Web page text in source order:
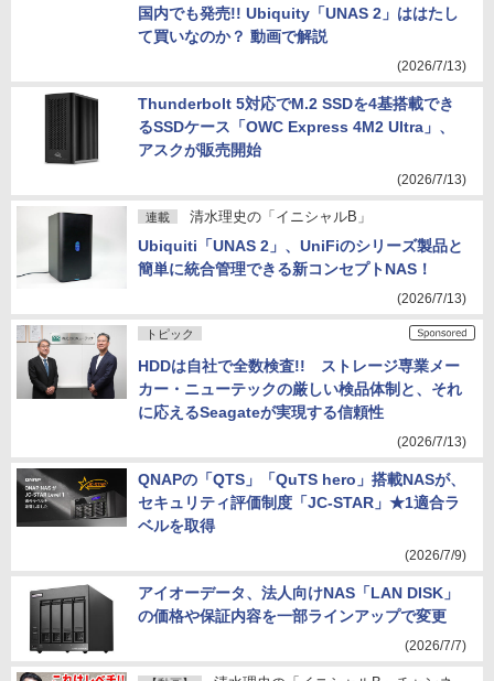
国内でも発売!! Ubiquity「UNAS 2」ははたし
て買いなのか？ 動画で解説
(2026/7/13)
Thunderbolt 5対応でM.2 SSDを4基搭載でき
るSSDケース「OWC Express 4M2 Ultra」、
アスクが販売開始
(2026/7/13)
連載 清水理史の「イニシャルB」
Ubiquiti「UNAS 2」、UniFiのシリーズ製品と
簡単に統合管理できる新コンセプトNAS！
(2026/7/13)
トピック
HDDは自社で全数検査!! ストレージ専業メー
カー・ニューテックの厳しい検品体制と、それ
に応えるSeagateが実現する信頼性
(2026/7/13)
QNAPの「QTS」「QuTS hero」搭載NASが、
セキュリティ評価制度「JC-STAR」★1適合ラ
ベルを取得
(2026/7/9)
アイオーデータ、法人向けNAS「LAN DISK」
の価格や保証内容を一部ラインアップで変更
(2026/7/7)